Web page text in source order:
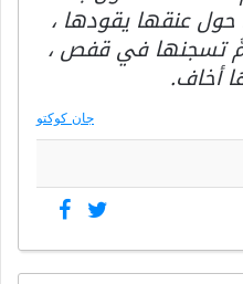
عنقها يقودها ،
تسجنها في قفص ،
أخاف.
جان كوكتو